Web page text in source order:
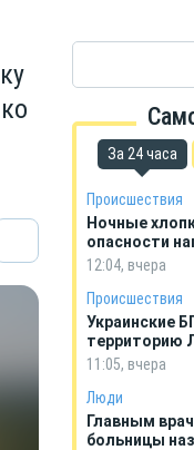
За 24 часа
Происшествия
Ночные
опасности
12:04, вчера
Происшествия
Украинские
территорию
11:05, вчера
Люди
Главным
больницы